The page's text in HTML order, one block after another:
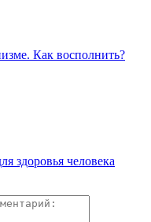
Как восполнить?
здоровья человека